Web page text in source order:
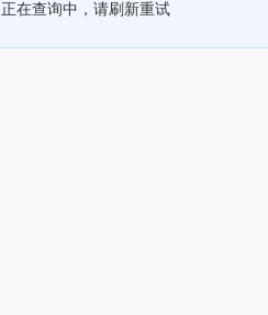
正在查询中，请刷新重试